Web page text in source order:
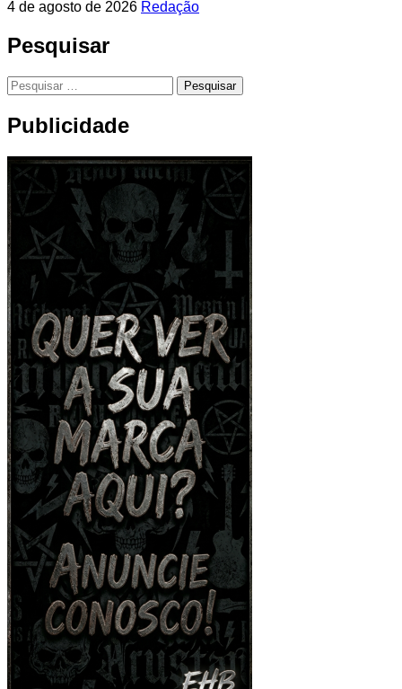
4 de agosto de 2026 Redação
Pesquisar
Pesquisar
por:
Publicidade